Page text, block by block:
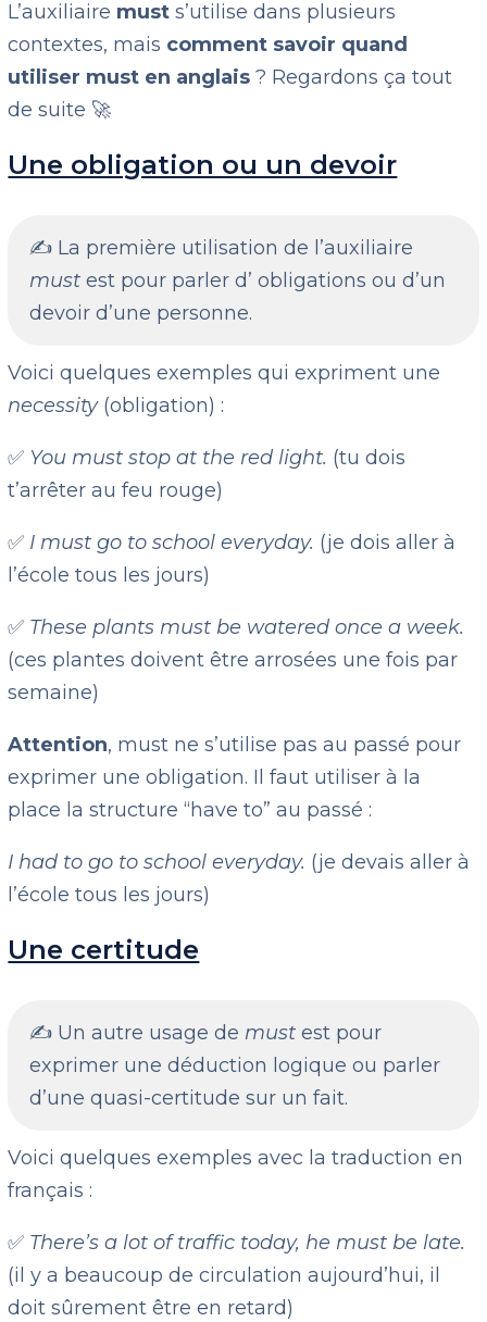
L’auxiliaire must s’utilise dans plusieurs
contextes, mais comment savoir quand
utiliser must en anglais ? Regardons ça tout
de suite 🚀
Une obligation ou un devoir
✍️ La première utilisation de l’auxiliaire
must est pour parler d’ obligations ou d’un
devoir d’une personne.
Voici quelques exemples qui expriment une
necessity(obligation) :
✅ You must stop at the red light. (tu dois
t’arrêter au feu rouge)
✅ I must go to school everyday. (je dois aller à
l’école tous les jours)
✅ These plants must be watered once a week.
(ces plantes doivent être arrosées une fois par
semaine)
Attention, must ne s’utilise pas au passé pour
exprimer une obligation. Il faut utiliser à la
place la structure “have to” au passé :
I had to go to school everyday. (je devais aller à
l’école tous les jours)
Une certitude
✍️ Un autre usage de must est pour
exprimer une déduction logique ou parler
d’une quasi-certitude sur un fait.
Voici quelques exemples avec la traduction en
français :
✅ There’s a lot of traffic today, he must be late.
(il y a beaucoup de circulation aujourd’hui, il
doit sûrement être en retard)